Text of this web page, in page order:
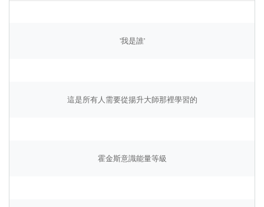
'我是誰'
這是所有人需要從揚升大師那裡學習的
霍金斯意識能量等級